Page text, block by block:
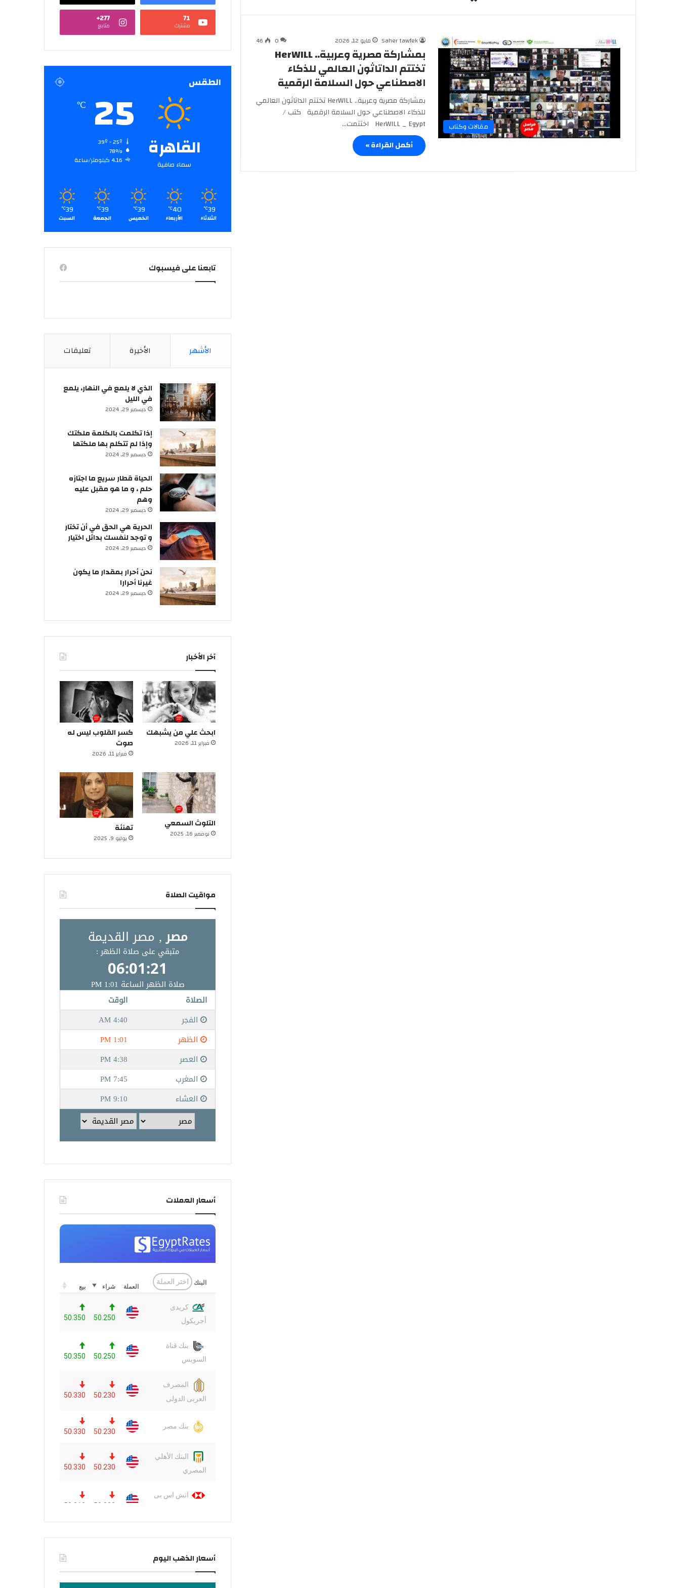
مقالات وكتاب
Saher tawfek مايو 12, 2026 0
46
بمشاركة مصرية وعربية.. HerWILL
تختتم الداتاثون العالمي للذكاء
الاصطناعي حول السلامة الرقمية
بمشاركة مصرية وعربية.. HerWILL تختتم الداتاثون العالمي
للذكاء الاصطناعي حول السلامة الرقمية كتب /
HerWILL _ Egypt اختتمت…
أكمل القراءة »
71
مشترك
277+
متابع
الطقس
القاهرة
سماء صافية
25
℃
78%
4.16 كيلومتر/ساعة
39
℃
الثلاثاء
40
℃
الأربعاء
39
℃
الخميس
39
℃
الجمعة
39
℃
السبت
تابعنا على فيسبوك
الأشهر الأخيرة تعليقات
الذي لا يلمع في النهار، يلمع
في الليل
ديسمبر 29, 2024
إذا تكلمت بالكلمة ملكتك
وإذا لم تتكلم بها ملكتها
ديسمبر 29, 2024
الحياة قطار سريع ما اجتازه
حلم ، و ما هو مقبل عليه
وهم
ديسمبر 29, 2024
الحرية هي الحق في أن تختار
و توجد لنفسك بدائل اختيار
ديسمبر 29, 2024
نحن أحرار بمقدار ما يكون
غيرنا أحرارا
ديسمبر 29, 2024
آخر الأخبار
ابحث علي من يشبهك
فبراير 11, 2026
كسر القلوب ليس له
صوت
فبراير 11, 2026
التلوث السمعي
نوفمبر 16, 2025 تهنئة
يوليو 9, 2025
مواقيت الصلاة
أسعار العملات
أسعار الذهب اليوم